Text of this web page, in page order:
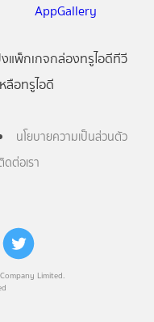
Limited.
แพ็กเกจกล่องทรูไอดีทีวี
ลือทรูไอดี
นโยบายความเป็นส่วนตัว
ดต่อเรา